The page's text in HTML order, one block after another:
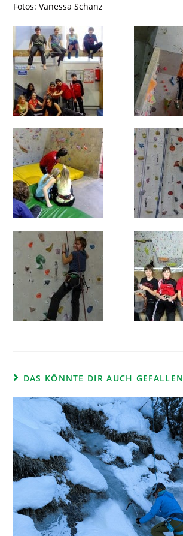
Fotos: Vanessa Schanz
DAS KÖNNTE DIR AUCH GEFALLEN